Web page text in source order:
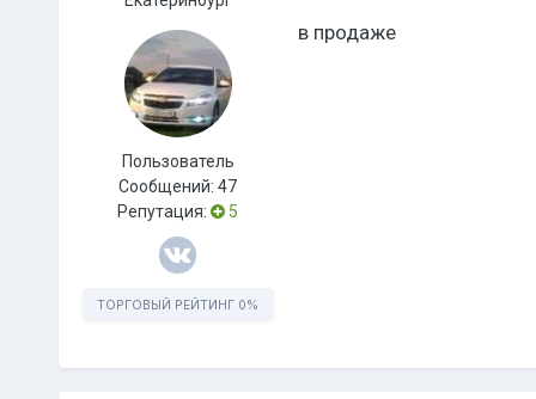
Пользователь
Сообщений:47
Репутация:
5
ТОРГОВЫЙ РЕЙТИНГ 0%
в продаже